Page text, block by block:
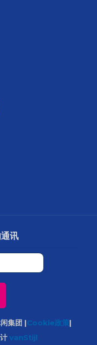
讯
集团 |Cookie政策|
vanStijl